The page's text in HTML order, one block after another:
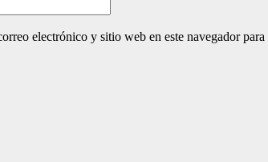
electrónico y sitio web en este navegador